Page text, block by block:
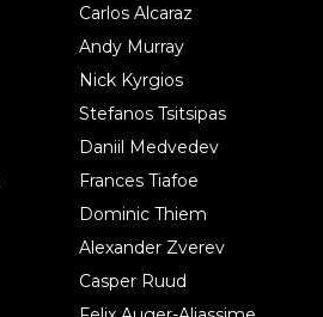
Carlos Alcaraz
Andy Murray
Nick Kyrgios
Stefanos Tsitsipas
Daniil Medvedev
Frances Tiafoe
Dominic Thiem
Alexander Zverev
Casper Ruud